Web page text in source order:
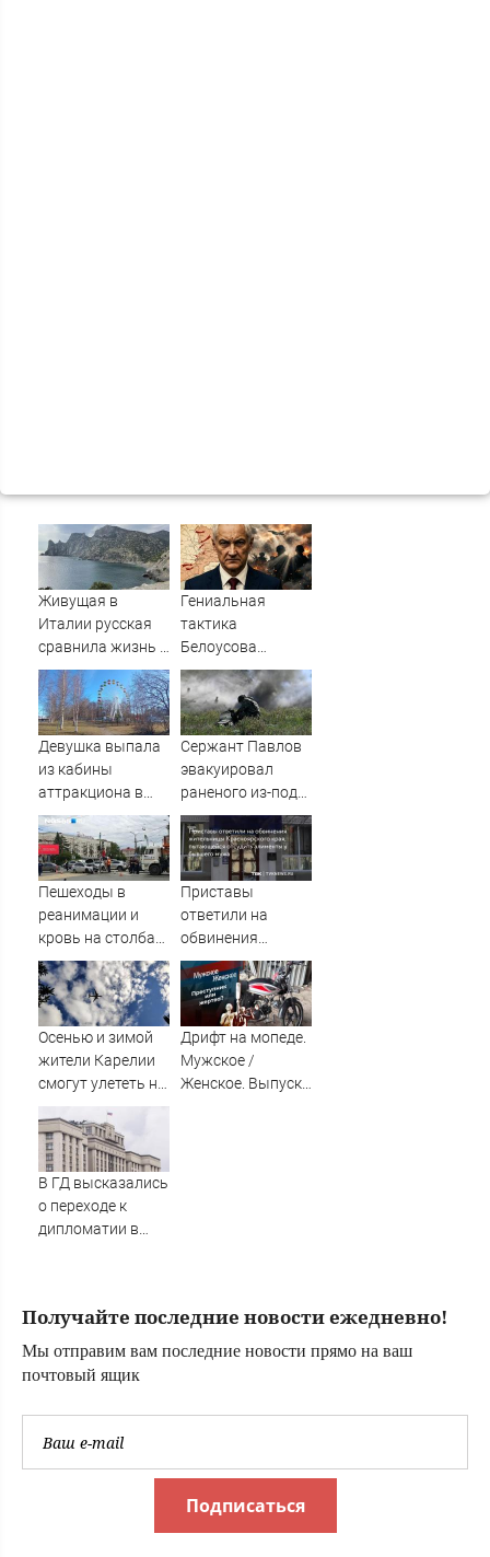
Живущая в
Италии русская
сравнила жизнь в
Европе и в Крыму
Гениальная
тактика
Белоусова
сработала:
Мощнейший удар
на самом
неожиданном
реку. Ключевой
узел обороны пал
Девушка выпала
из кабины
аттракциона в
российском
городе
Сержант Павлов
эвакуировал
раненого из-под
артиллерийского
огня ВСУ
Пешеходы в
реанимации и
кровь на столбах:
всё, что известно
о жутком ДТП
возле «Голубого
огонька» — там
сбили семь
Приставы
ответили на
обвинения
жительницы
Красноярского
края,
пытающейся
отсудить
алименты у
Осенью и зимой
жители Карелии
смогут улететь на
юг России
Дрифт на мопеде.
Мужское /
Женское. Выпуск
В ГД высказались
о переходе к
дипломатии в
Получайте последние новости ежедневно!
Мы отправим вам последние новости прямо на ваш
почтовый ящик
Подписаться